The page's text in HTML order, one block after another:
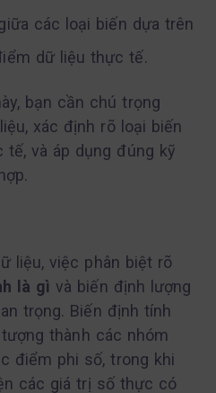
các loại biến dựa trên
dữ liệu thực tế.
bạn cần chú trọng
xác định rõ loại biến
và áp dụng đúng kỹ
liệu, việc phân biệt rõ
là gì và biến định lượng
trọng. Biến định tính
thành các nhóm
điểm phi số, trong khi
các giá trị số thực có